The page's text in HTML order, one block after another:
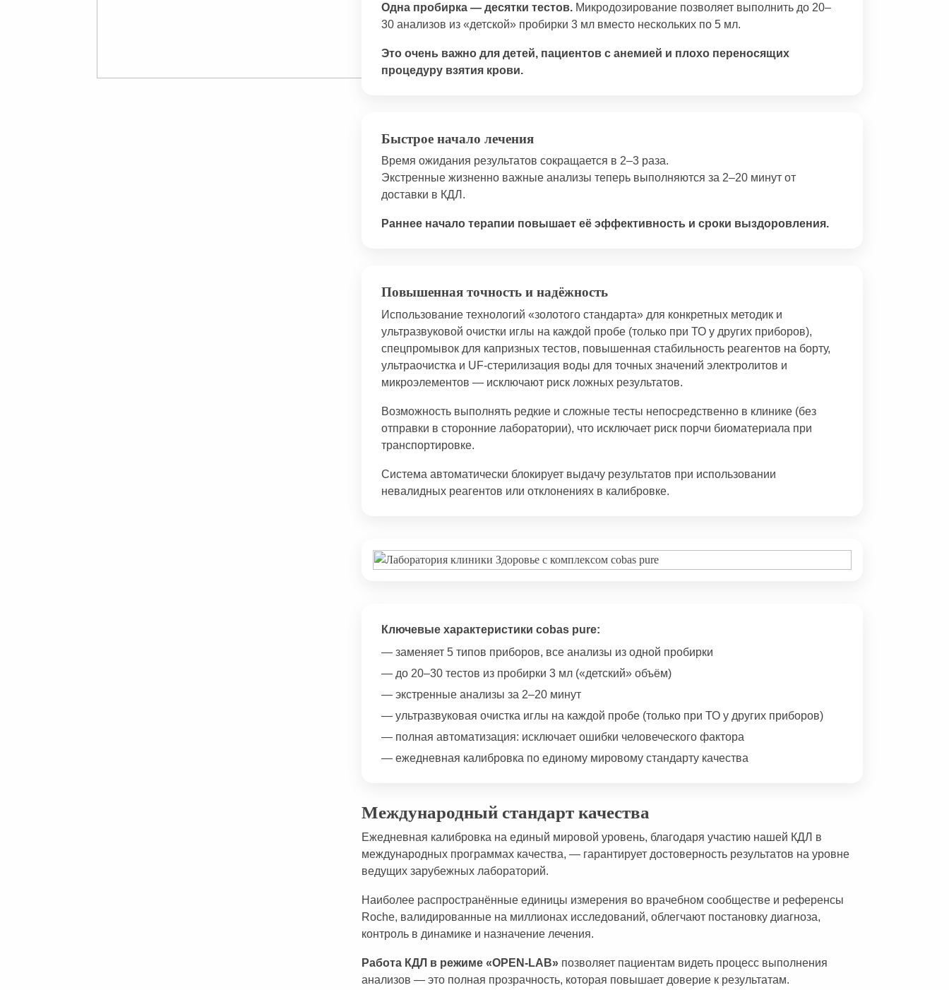
Одна пробирка — десятки тестов. Микродозирование позволяет выполнить до 20–
30 анализов из «детской» пробирки 3 мл вместо нескольких по 5 мл.
Это очень важно для детей, пациентов с анемией и плохо переносящих
процедуру взятия крови.
Быстрое начало лечения
Время ожидания результатов сокращается в 2–3 раза.
Экстренные жизненно важные анализы теперь выполняются за 2–20 минут от
доставки в КДЛ.
Раннее начало терапии повышает её эффективность и сроки выздоровления.
Повышенная точность и надёжность
Использование технологий «золотого стандарта» для конкретных методик и
ультразвуковой очистки иглы на каждой пробе (только при ТО у других приборов),
спецпромывок для капризных тестов, повышенная стабильность реагентов на борту,
ультраочистка и UF-стерилизация воды для точных значений электролитов и
микроэлементов — исключают риск ложных результатов.
Возможность выполнять редкие и сложные тесты непосредственно в клинике (без
отправки в сторонние лаборатории), что исключает риск порчи биоматериала при
транспортировке.
Система автоматически блокирует выдачу результатов при использовании
невалидных реагентов или отклонениях в калибровке.
Ключевые характеристики cobas pure:
— заменяет 5 типов приборов, все анализы из одной пробирки
— до 20–30 тестов из пробирки 3 мл («детский» объём)
— экстренные анализы за 2–20 минут
— ультразвуковая очистка иглы на каждой пробе (только при ТО у других приборов)
— полная автоматизация: исключает ошибки человеческого фактора
— ежедневная калибровка по единому мировому стандарту качества
Международный стандарт качества
Ежедневная калибровка на единый мировой уровень, благодаря участию нашей КДЛ в
международных программах качества, — гарантирует достоверность результатов на уровне
ведущих зарубежных лабораторий.
Наиболее распространённые единицы измерения во врачебном сообществе и референсы
Roche, валидированные на миллионах исследований, облегчают постановку диагноза,
контроль в динамике и назначение лечения.
Работа КДЛ в режиме «OPEN-LAB» позволяет пациентам видеть процесс выполнения
анализов — это полная прозрачность, которая повышает доверие к результатам.